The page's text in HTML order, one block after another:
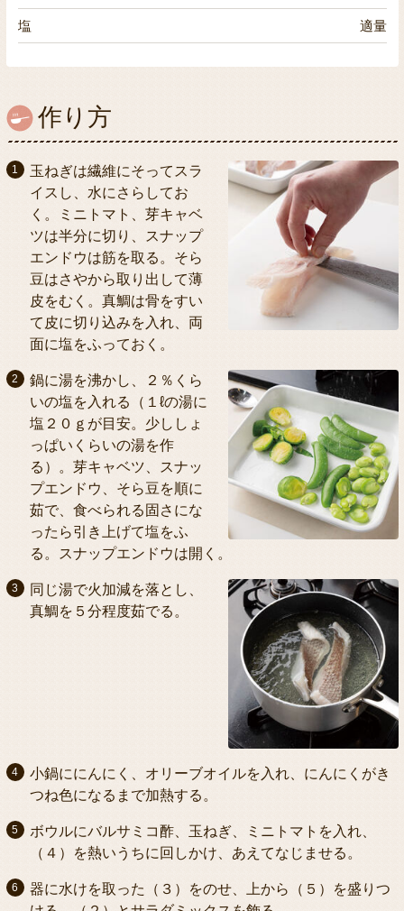
塩 適量
作り方
玉ねぎは繊維にそってスラ
イスし、水にさらしてお
く。ミニトマト、芽キャベ
ツは半分に切り、スナップ
エンドウは筋を取る。そら
豆はさやから取り出して薄
皮をむく。真鯛は骨をすい
て皮に切り込みを入れ、両
面に塩をふっておく。
鍋に湯を沸かし、２％くら
いの塩を入れる（１ℓの湯に
塩２０ｇが目安。少ししょ
っぱいくらいの湯を作
る）。芽キャベツ、スナッ
プエンドウ、そら豆を順に
茹で、食べられる固さにな
ったら引き上げて塩をふ
る。スナップエンドウは開く。
同じ湯で火加減を落とし、
真鯛を５分程度茹でる。
小鍋ににんにく、オリーブオイルを入れ、にんにくがき
つね色になるまで加熱する。
ボウルにバルサミコ酢、玉ねぎ、ミニトマトを入れ、
（４）を熱いうちに回しかけ、あえてなじませる。
器に水けを取った（３）をのせ、上から（５）を盛りつ